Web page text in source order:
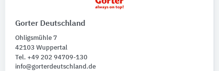
Gorter Deutschland
Ohligsmühle 7
42103 Wuppertal
Tel. +49 202 94709-130
info@gorterdeutschland.de